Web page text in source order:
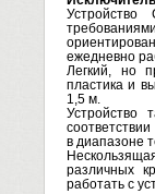
Устройство
ежедневно
Легкий, но
пластика и
1,5 м.
Устройство
в диапазоне
различных
работать с